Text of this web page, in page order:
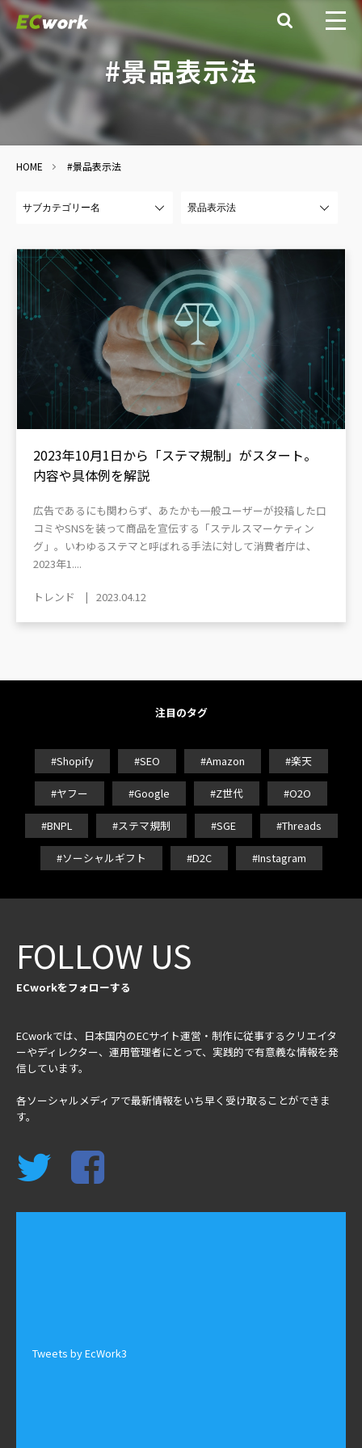

#景品表示法
HOME #景品表示法
2023年10月1日から「ステマ規制」がスタート。
内容や具体例を解説
広告であるにも関わらず、あたかも一般ユーザーが投稿した口
コミやSNSを装って商品を宣伝する「ステルスマーケティン
グ」。いわゆるステマと呼ばれる手法に対して消費者庁は、
2023年1....
トレンド 2023.04.12
注目のタグ
#Shopify #SEO #Amazon #楽天
#ヤフー #Google #Z世代 #O2O
#BNPL #ステマ規制 #SGE #Threads
#ソーシャルギフト #D2C #Instagram
FOLLOW US
ECworkをフォローする
ECworkでは、日本国内のECサイト運営・制作に従事するクリエイタ
ーやディレクター、運用管理者にとって、実践的で有意義な情報を発
信しています。
各ソーシャルメディアで最新情報をいち早く受け取ることができま
す。
Tweets by EcWork3